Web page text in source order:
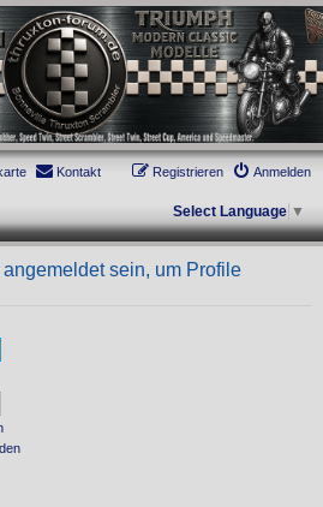
Modern Classic Modelle. Das Forum für
ab BJ 2001. Triumph Bonneville, Thruxton,
Scrambler, Street Twin, Street Cup, America
Kontakt Anmelden
Registrieren
Select Language ▼
sein, um Profile